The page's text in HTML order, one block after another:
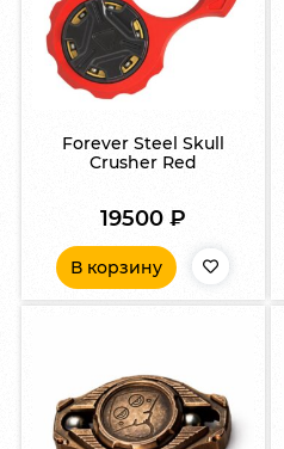
Forever Steel Skull
Crusher Red
19500 ₽
В корзину